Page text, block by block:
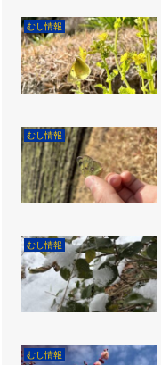
むし情報
むし情報
むし情報
むし情報